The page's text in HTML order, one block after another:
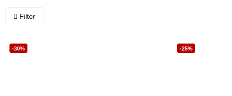
Filter
-30% -25%